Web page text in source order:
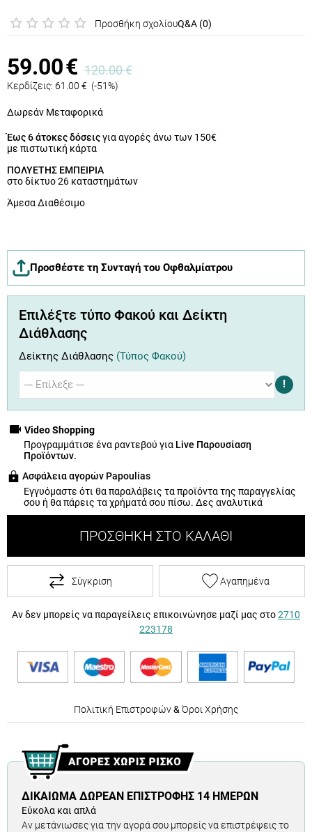
Προσθήκη σχολίουQ&A (0)
59.00€ 120.00€
Κερδίζεις: 61.00 € (-51%)
Δωρεάν Μεταφορικά
Έως 6 άτοκες δόσειςγια αγορές άνω των 150€
με πιστωτική κάρτα
ΠΟΛΥΕΤΗΣ ΕΜΠΕΙΡΙΑ
στο δίκτυο 26 καταστημάτων
Άμεσα Διαθέσιμο
Προσθέστε τη Συνταγή του Οφθαλμίατρου
Επιλέξτε τύπο Φακού και Δείκτη
Διάθλασης
Δείκτης Διάθλασης (Τύπος Φακού)
!
Video Shopping
Προγραμμάτισε ένα ραντεβού για Live Παρουσίαση
Προϊόντων.
Ασφάλεια αγορών Papoulias
Εγγυόμαστε ότι θα παραλάβεις τα προϊόντα της παραγγελίας
σου ή θα πάρεις τα χρήματά σου πίσω. Δες αναλυτικά
ΠΡΟΣΘΉΚΗ ΣΤΟ ΚΑΛΆΘΙ
Σύγκριση Αγαπημένα
Αν δεν μπορείς να παραγείλεις επικοινώνησε μαζί μας στο2710
223178
Πολιτική Επιστροφών&Όροι Χρήσης
ΔΙΚΑΊΩΜΑ ΔΩΡΕΆΝ ΕΠΙΣΤΡΟΦΉΣ 14 ΗΜΕΡΏΝ
Εύκολα και απλά
Αν μετάνιωσες για την αγορά σου μπορείς να επιστρέψεις το